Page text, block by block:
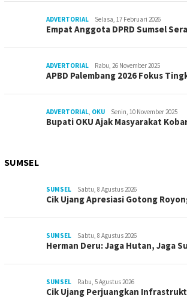
ADVERTORIAL Selasa, 17 Februari 2026
Empat Anggota DPRD Sumsel
ADVERTORIAL Rabu, 26 November 2025
APBD Palembang 2026 Fokus
ADVERTORIAL, OKU Senin, 10 November 2025
Bupati OKU Ajak Masyarakat
SUMSEL
SUMSEL Sabtu, 8 Agustus 2026
Cik Ujang Apresiasi Gotong
SUMSEL Sabtu, 8 Agustus 2026
Herman Deru: Jaga Hutan, Jaga
SUMSEL Rabu, 5 Agustus 2026
Cik Ujang Perjuangkan